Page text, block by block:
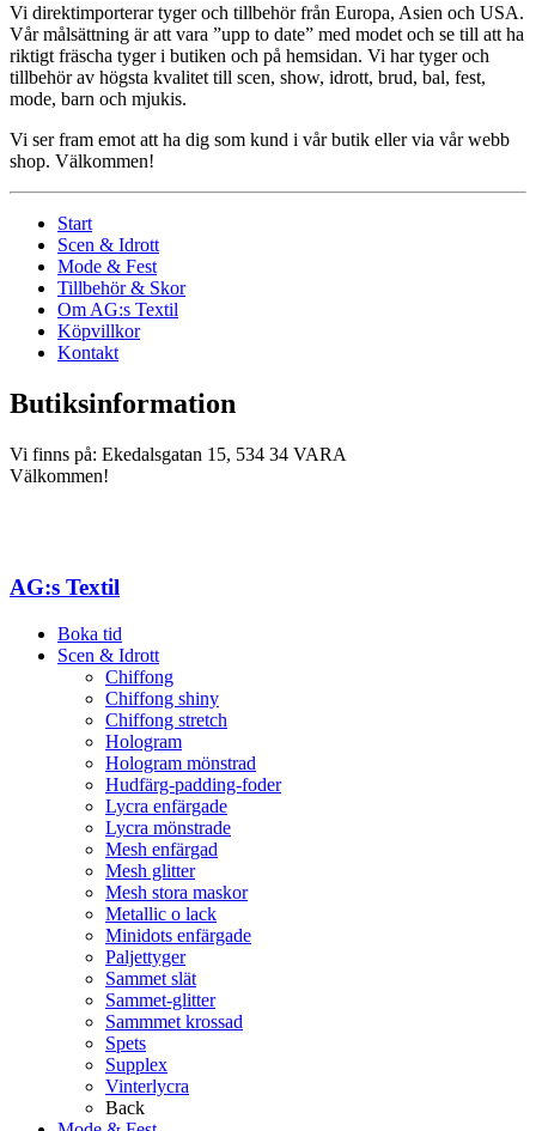
Vi direktimporterar tyger och tillbehör från Europa, Asien och USA.
Vår målsättning är att vara ”upp to date” med modet och se till att ha
riktigt fräscha tyger i butiken och på hemsidan. Vi har tyger och
tillbehör av högsta kvalitet till scen, show, idrott, brud, bal, fest,
mode, barn och mjukis.
Vi ser fram emot att ha dig som kund i vår butik eller via vår webb
shop. Välkommen!
Start
Scen & Idrott
Mode & Fest
Tillbehör & Skor
Om AG:s Textil
Köpvillkor
Kontakt
Butiksinformation
Vi finns på: Ekedalsgatan 15, 534 34 VARA
Välkommen!
AG:s Textil
Boka tid
Scen & Idrott
Chiffong
Chiffong shiny
Chiffong stretch
Hologram
Hologram mönstrad
Hudfärg-padding-foder
Lycra enfärgade
Lycra mönstrade
Mesh enfärgad
Mesh glitter
Mesh stora maskor
Metallic o lack
Minidots enfärgade
Paljettyger
Sammet slät
Sammet-glitter
Sammmet krossad
Spets
Supplex
Vinterlycra
Back